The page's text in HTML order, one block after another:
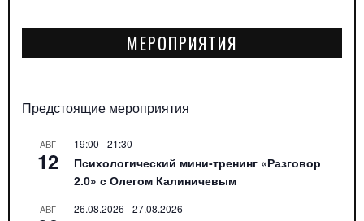
МЕРОПРИЯТИЯ
Предстоящие мероприятия
АВГ
12
19:00 -21:30
Психологический мини-тренинг «Разговор
2.0» с Олегом Калиничевым
АВГ 26.08.2026 -27.08.2026